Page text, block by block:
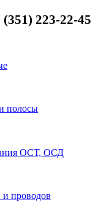
(351) 223-22-45
полосы
ОСТ, ОСД
и проводов